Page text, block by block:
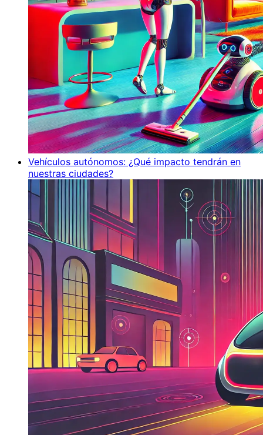
Vehículos autónomos: ¿Qué impacto tendrán en
nuestras ciudades?